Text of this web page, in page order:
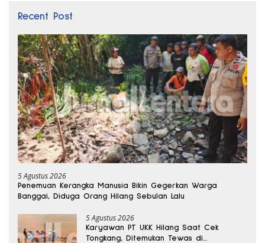
Recent Post
5 Agustus 2026
Penemuan Kerangka Manusia Bikin Gegerkan Warga
Banggai, Diduga Orang Hilang Sebulan Lalu
5 Agustus 2026
Karyawan PT UKK Hilang Saat Cek
Tongkang, Ditemukan Tewas di